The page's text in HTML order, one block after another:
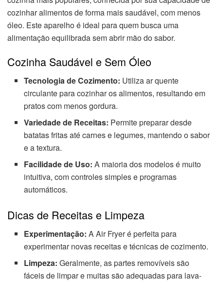
cozinhar alimentos de forma mais saudável, com menos
óleo. Este aparelho é ideal para quem busca uma
alimentação equilibrada sem abrir mão do sabor.
Cozinha Saudável e Sem Óleo
Tecnologia de Cozimento: Utiliza ar quente
circulante para cozinhar os alimentos, resultando em
pratos com menos gordura.
Variedade de Receitas: Permite preparar desde
batatas fritas até carnes e legumes, mantendo o sabor
e a textura.
Facilidade de Uso: A maioria dos modelos é muito
intuitiva, com controles simples e programas
automáticos.
Dicas de Receitas e Limpeza
Experimentação: A Air Fryer é perfeita para
experimentar novas receitas e técnicas de cozimento.
Limpeza: Geralmente, as partes removíveis são
fáceis de limpar e muitas são adequadas para lava-